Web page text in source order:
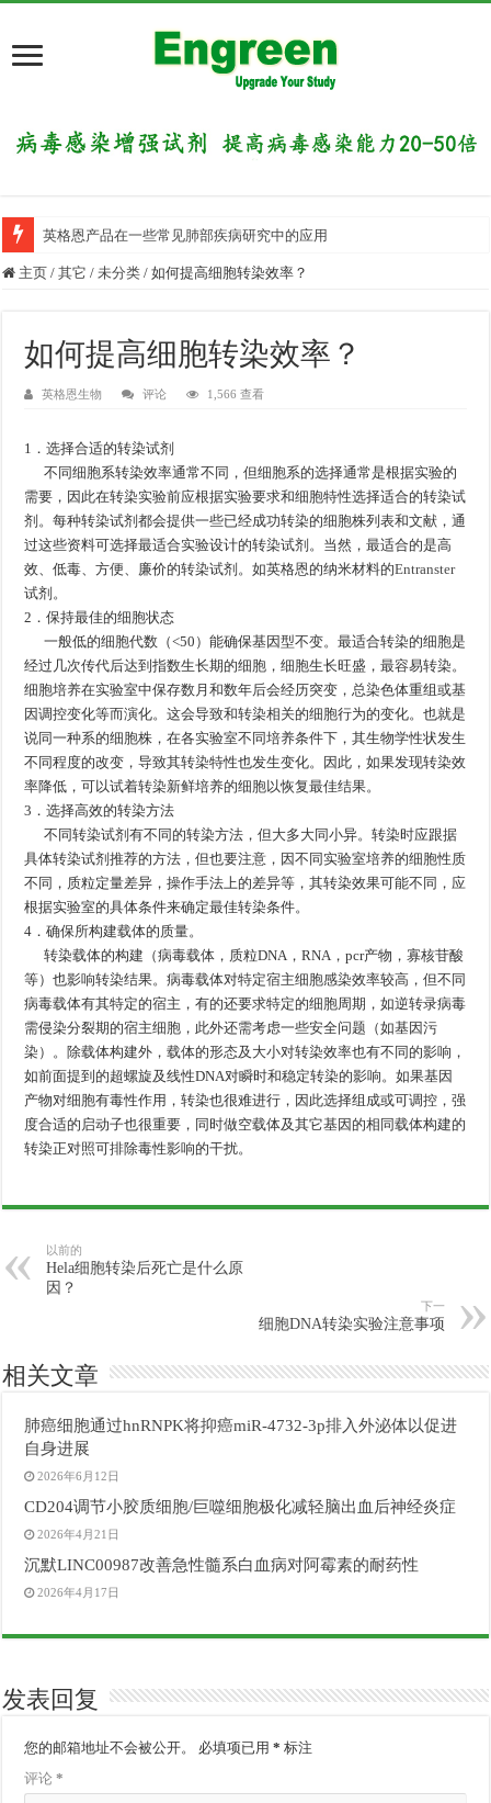
英格恩产品在一些常见肺部疾病研究中的应用
主页 / 其它 / 未分类 / 如何提高细胞转染效率？
如何提高细胞转染效率？
英格恩生物 评论 1,566 查看
1．选择合适的转染试剂
不同细胞系转染效率通常不同，但细胞系的选择通常是根据实验的
需要，因此在转染实验前应根据实验要求和细胞特性选择适合的转染试
剂。每种转染试剂都会提供一些已经成功转染的细胞株列表和文献，通
过这些资料可选择最适合实验设计的转染试剂。当然，最适合的是高
效、低毒、方便、廉价的转染试剂。如英格恩的纳米材料的Entranster
试剂。
2．保持最佳的细胞状态
一般低的细胞代数（<50）能确保基因型不变。最适合转染的细胞是
经过几次传代后达到指数生长期的细胞，细胞生长旺盛，最容易转染。
细胞培养在实验室中保存数月和数年后会经历突变，总染色体重组或基
因调控变化等而演化。这会导致和转染相关的细胞行为的变化。也就是
说同一种系的细胞株，在各实验室不同培养条件下，其生物学性状发生
不同程度的改变，导致其转染特性也发生变化。因此，如果发现转染效
率降低，可以试着转染新鲜培养的细胞以恢复最佳结果。
3．选择高效的转染方法
不同转染试剂有不同的转染方法，但大多大同小异。转染时应跟据
具体转染试剂推荐的方法，但也要注意，因不同实验室培养的细胞性质
不同，质粒定量差异，操作手法上的差异等，其转染效果可能不同，应
根据实验室的具体条件来确定最佳转染条件。
4．确保所构建载体的质量。
转染载体的构建（病毒载体，质粒DNA，RNA，pcr产物，寡核苷酸
等）也影响转染结果。病毒载体对特定宿主细胞感染效率较高，但不同
病毒载体有其特定的宿主，有的还要求特定的细胞周期，如逆转录病毒
需侵染分裂期的宿主细胞，此外还需考虑一些安全问题（如基因污
染）。除载体构建外，载体的形态及大小对转染效率也有不同的影响，
如前面提到的超螺旋及线性DNA对瞬时和稳定转染的影响。如果基因
产物对细胞有毒性作用，转染也很难进行，因此选择组成或可调控，强
度合适的启动子也很重要，同时做空载体及其它基因的相同载体构建的
转染正对照可排除毒性影响的干扰。
以前的
Hela细胞转染后死亡是什么原
因？
下一
细胞DNA转染实验注意事项
相关文章
肺癌细胞通过hnRNPK将抑癌miR-4732-3p排入外泌体以促进
自身进展
2026年6月12日
CD204调节小胶质细胞/巨噬细胞极化减轻脑出血后神经炎症
2026年4月21日
沉默LINC00987改善急性髓系白血病对阿霉素的耐药性
2026年4月17日
发表回复
您的邮箱地址不会被公开。 必填项已用* 标注
评论*